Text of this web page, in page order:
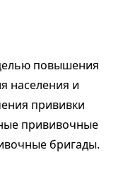
повышения
населения и
прививки
прививочные
бригады.